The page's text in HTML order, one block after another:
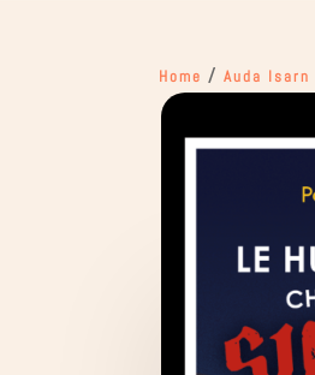
Home / Auda Isarn